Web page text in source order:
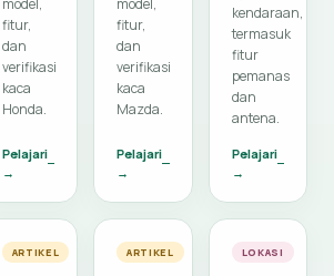
model,
fitur,
dan
verifikasi
kaca
Honda.
Pelajari
→
model,
fitur,
dan
verifikasi
kaca
Mazda.
Pelajari
→
kendaraan,
termasuk
fitur
pemanas
dan
antena.
Pelajari
→
ARTIKEL ARTIKEL LOKASI